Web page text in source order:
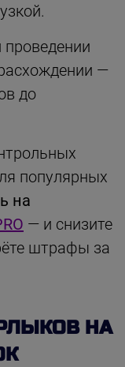
проведении
—
до
популярных
на
— и снизите
штрафы за
НА